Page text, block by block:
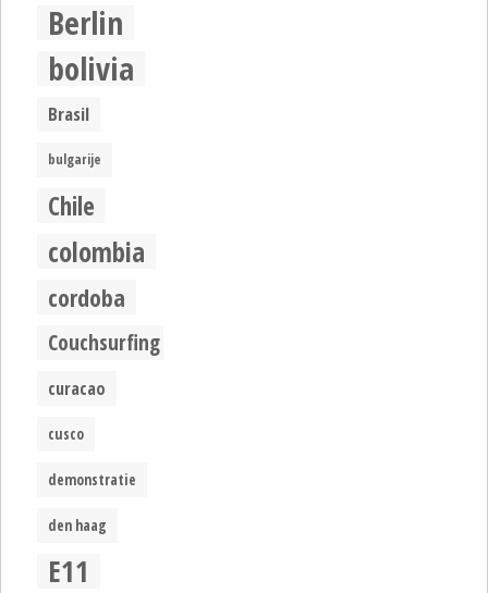
Berlin
bolivia
Brasil
bulgarije
Chile
colombia
cordoba
Couchsurfing
curacao
cusco
demonstratie
den haag
E11